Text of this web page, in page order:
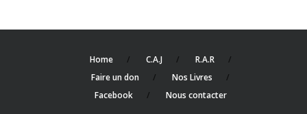
Home C.A.J
R.A.R
Faire un don
Nos Livres
Facebook
Nous contacter